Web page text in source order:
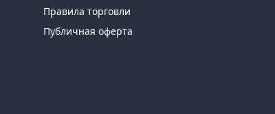
Правила торговли
Публичная оферта